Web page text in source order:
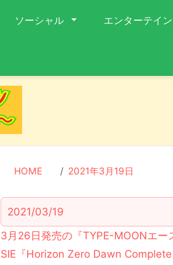
ソーシャル エンターテイ
HOME 2021年3月19日
2021/03/19
3月26日発売の『TYPE-MOONエー
SIE『Horizon Zero Dawn